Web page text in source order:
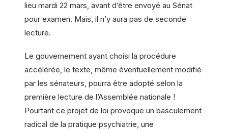
lieu mardi 22 mars, avant d’être envoyé au Sénat
pour examen. Mais, il n’y aura pas de seconde
lecture.
Le gouvernement ayant choisi la procédure
accélérée, le texte, même éventuellement modifié
par les sénateurs, pourra être adopté selon la
première lecture de l’Assemblée nationale !
Pourtant ce projet de loi provoque un basculement
radical de la pratique psychiatrie, une